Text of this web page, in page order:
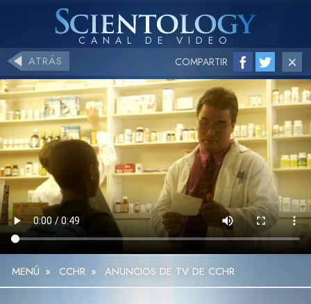
ATRÁS COMPARTIR
MENÚ » CCHR » ANUNCIOS DE TV DE CCHR